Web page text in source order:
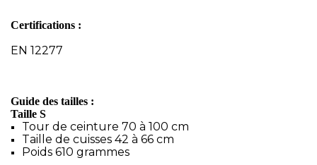
Certifications :
EN 12277
Guide des tailles :
Taille S
Tour de ceinture 70 à 100 cm
Taille de cuisses 42 à 66 cm
Poids 610 grammes